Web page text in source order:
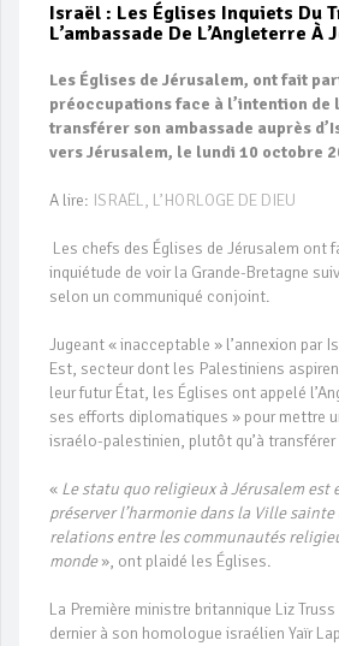
Israël : Les Églises Inquiets Du
L’ambassade De L’Angleterre À
Les Églises de Jérusalem, ont fait
préoccupations face à l’intention de
transférer son ambassade auprès
vers Jérusalem, le lundi 10 octobre
A lire: ISRAËL, L’HORLOGE DE DIEU
Les chefs des Églises de Jérusalem ont
inquiétude de voir la Grande-Bretagne
selon un communiqué conjoint.
Jugeant « inacceptable » l’annexion par
Est, secteur dont les Palestiniens
leur futur État, les Églises ont appelé
ses efforts diplomatiques » pour mettre
israélo-palestinien, plutôt qu’à transférer
« Le statu quo religieux à Jérusalem est
préserver l’harmonie dans la Ville sainte
relations entre les communautés
monde», ont plaidé les Églises.
La Première ministre britannique Liz
dernier à son homologue israélien Yaïr